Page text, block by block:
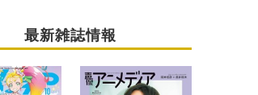
最新雑誌情報